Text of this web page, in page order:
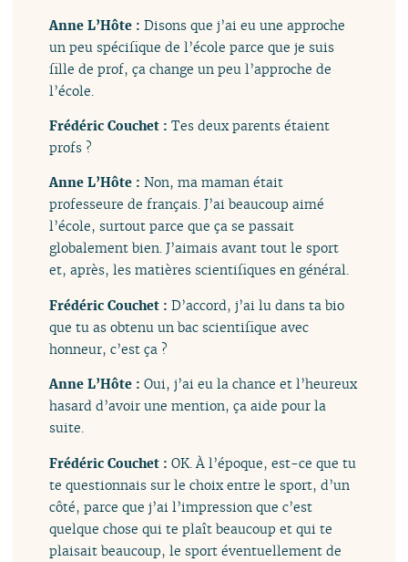
Anne L’Hôte :Disons que j’ai eu une approche
un peu spécifique de l’école parce que je suis
fille de prof, ça change un peu l’approche de
l’école.
Frédéric Couchet :Tes deux parents étaient
profs ?
Anne L’Hôte :Non, ma maman était
professeure de français. J’ai beaucoup aimé
l’école, surtout parce que ça se passait
globalement bien. J’aimais avant tout le sport
et, après, les matières scientifiques en général.
Frédéric Couchet :D’accord, j’ai lu dans ta bio
que tu as obtenu un bac scientifique avec
honneur, c’est ça ?
Anne L’Hôte :Oui, j’ai eu la chance et l’heureux
hasard d’avoir une mention, ça aide pour la
suite.
Frédéric Couchet :OK. À l’époque, est-ce que tu
te questionnais sur le choix entre le sport, d’un
côté, parce que j’ai l’impression que c’est
quelque chose qui te plaît beaucoup et qui te
plaisait beaucoup, le sport éventuellement de